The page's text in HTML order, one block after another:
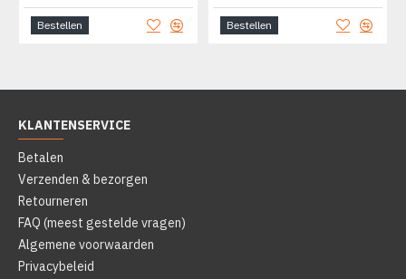
Bestellen Bestellen
KLANTENSERVICE
Betalen
Verzenden & bezorgen
Retourneren
FAQ (meest gestelde vragen)
Algemene voorwaarden
Privacybeleid